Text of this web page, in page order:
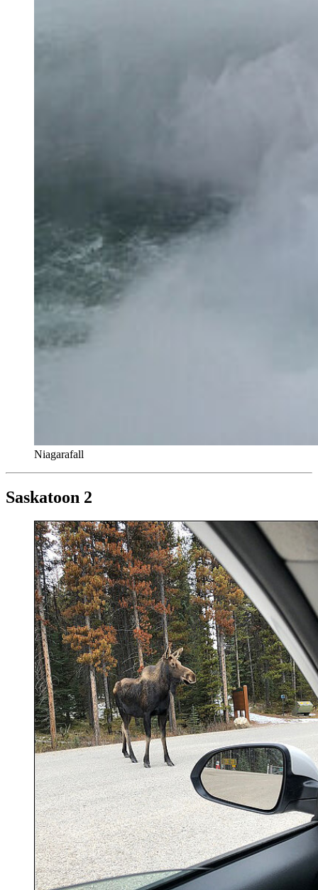
Niagarafall
Saskatoon 2